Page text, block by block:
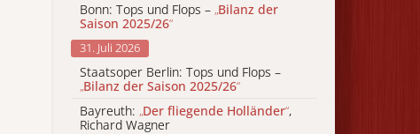
Bonn: Tops und Flops – „Bilanz der
Saison 2025/26“
31. Juli 2026
Staatsoper Berlin: Tops und Flops –
„Bilanz der Saison 2025/26“
Bayreuth: „Der fliegende Holländer“,
Richard Wagner